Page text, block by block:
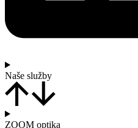
Naše služby
ZOOM optika